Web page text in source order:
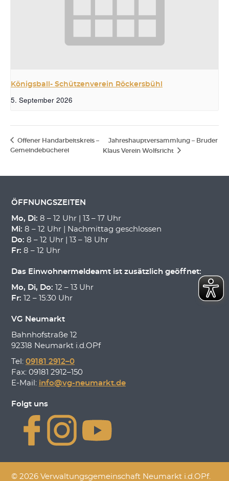
Königsball- Schützenverein Röckersbühl
5. September 2026
Offener Handarbeitskreis –
Gemeindebücherei
Jahreshauptversammlung – Bruder
Klaus Verein Wolfsricht
ÖFFNUNGSZEITEN
Mo, Di: 8 – 12 Uhr | 13 – 17 Uhr
Mi: 8 – 12 Uhr | Nachmittag geschlossen
Do: 8 – 12 Uhr | 13 – 18 Uhr
Fr: 8 – 12 Uhr
Das Einwohnermeldeamt ist zusätzlich geöffnet:
Mo, Di, Do: 12 – 13 Uhr
Fr: 12 – 15:30 Uhr
VG Neumarkt
Bahnhofstraße 12
92318 Neumarkt i.d.OPf
Tel: 09181 2912–0
Fax: 09181 2912–150
E-Mail: info@vg-neumarkt.de
Folgt uns
© 2026 Verwaltungsgemeinschaft Neumarkt i.d.OPf.